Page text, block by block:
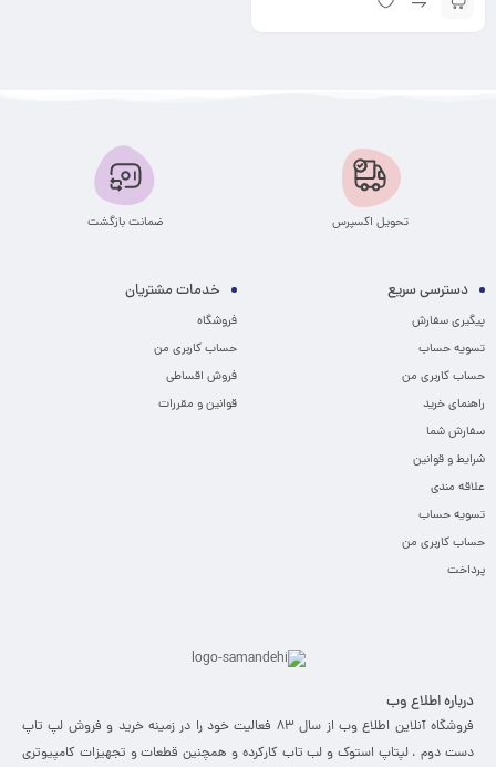
تحویل اکسپرس ضمانت بازگشت
دسترسی سریع
پیگیری سفارش
تسویه حساب
حساب کاربری من
راهنمای خرید
سفارش شما
شرایط و قوانین
علاقه مندی
تسویه حساب
حساب کاربری من
پرداخت
خدمات مشتریان
فروشگاه
حساب کاربری من
فروش اقساطی
قوانین و مقررات
درباره اطلاع وب
فروشگاه آنلاین اطلاع وب از سال 83 فعالیت خود را در زمینه خرید و فروش لپ تاپ
دست دوم ، لپتاپ استوک و لب تاب کارکرده و همچنین قطعات و تجهیزات کامپیوتری